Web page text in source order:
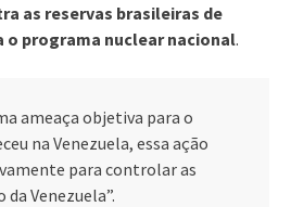
as reservas brasileiras de
programa nuclear nacional.
ameaça objetiva para o
na Venezuela, essa ação
para controlar as
Venezuela”.